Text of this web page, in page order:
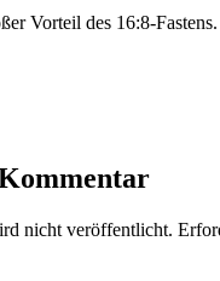
Vorteil des 16:8-
nicht veröffentlicht.